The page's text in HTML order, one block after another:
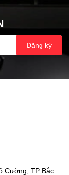
Đăng ký
Cường, TP Bắc